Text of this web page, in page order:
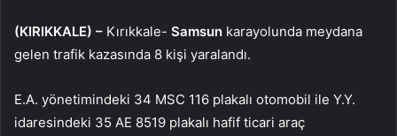
(KIRIKKALE) – Kırıkkale- Samsun karayolunda meydana
gelen trafik kazasında 8 kişi yaralandı.
E.A. yönetimindeki 34 MSC 116 plakalı otomobil ile Y.Y.
idaresindeki 35 AE 8519 plakalı hafif ticari araç